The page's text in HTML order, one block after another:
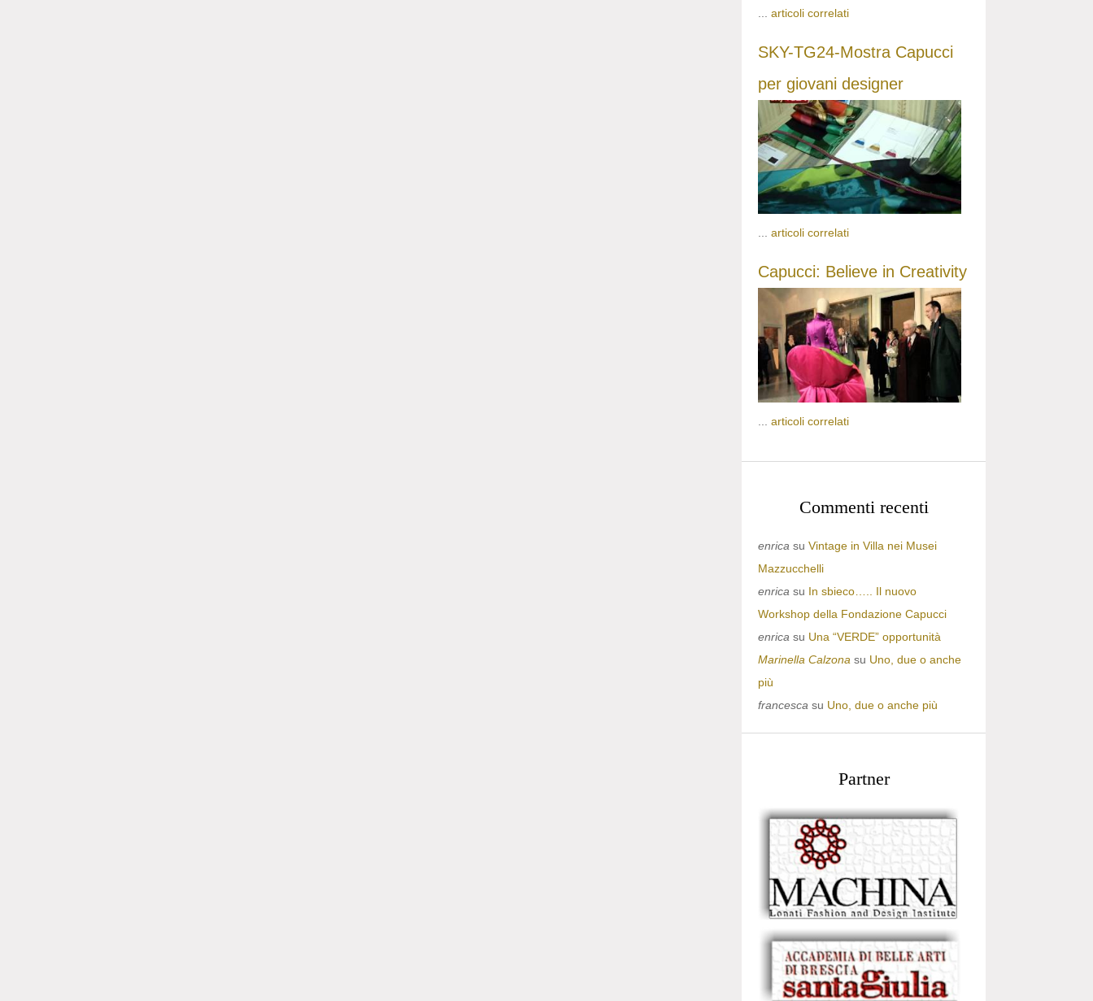
articoli correlati
SKY-TG24-Mostra Capucci
per giovani designer
... articoli correlati
Capucci: Believe in Creativity
articoli correlati
Commenti recenti
enrica su Vintage in Villa nei Musei
Mazzucchelli
enrica su In sbieco….. Il nuovo
Workshop della Fondazione Capucci
enrica su Una “VERDE” opportunità
Marinella Calzona su Uno, due o anche
più
francesca su Uno, due o anche più
Partner